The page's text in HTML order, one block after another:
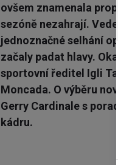
ovšem znamenala
sezóně nezahrají.
jednoznačné selhání
začaly padat hlavy.
sportovní ředitel Igli
Moncada. O výběru
Gerry Cardinale s
kádru.